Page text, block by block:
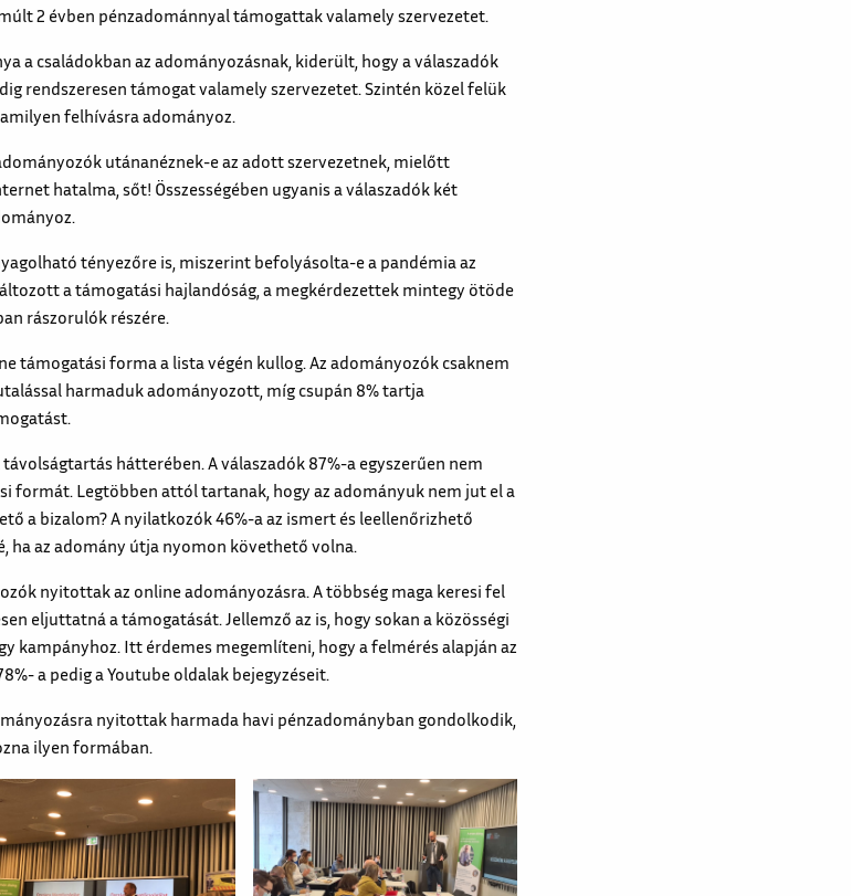
2 évben pénzadománnyal támogattak valamely szervezetet.
a családokban az adományozásnak, kiderült, hogy a válaszadók
rendszeresen támogat valamely szervezetet. Szintén közel felük
felhívásra adományoz.
utánanéznek-e az adott szervezetnek, mielőtt
hatalma, sőt! Összességében ugyanis a válaszadók két
tényezőre is, miszerint befolyásolta-e a pandémia az
a támogatási hajlandóság, a megkérdezettek mintegy ötöde
rászorulók részére.
támogatási forma a lista végén kullog. Az adományozók csaknem
harmaduk adományozott, míg csupán 8% tartja
hátterében. A válaszadók 87%-a egyszerűen nem
formát. Legtöbben attól tartanak, hogy az adományuk nem jut el a
a bizalom? A nyilatkozók 46%-a az ismert és leellenőrizhető
ha az adomány útja nyomon követhető volna.
nyitottak az online adományozásra. A többség maga keresi fel
eljuttatná a támogatását. Jellemző az is, hogy sokan a közösségi
kampányhoz. Itt érdemes megemlíteni, hogy a felmérés alapján az
a pedig a Youtube oldalak bejegyzéseit.
nyitottak harmada havi pénzadományban gondolkodik,
ilyen formában.